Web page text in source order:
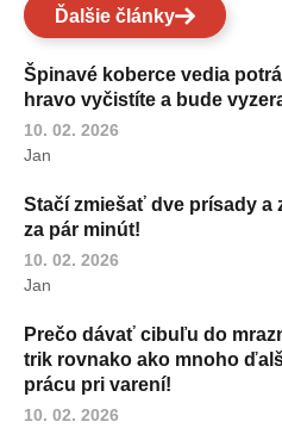
Ďalšie články
Špinavé koberce vedia
hravo vyčistíte a bude
10. 02. 2026
Jan
Stačí zmiešať dve prísady a
za pár minút!
10. 02. 2026
Jan
Prečo dávať cibuľu do
trik rovnako ako mnoho
prácu pri varení!
10. 02. 2026